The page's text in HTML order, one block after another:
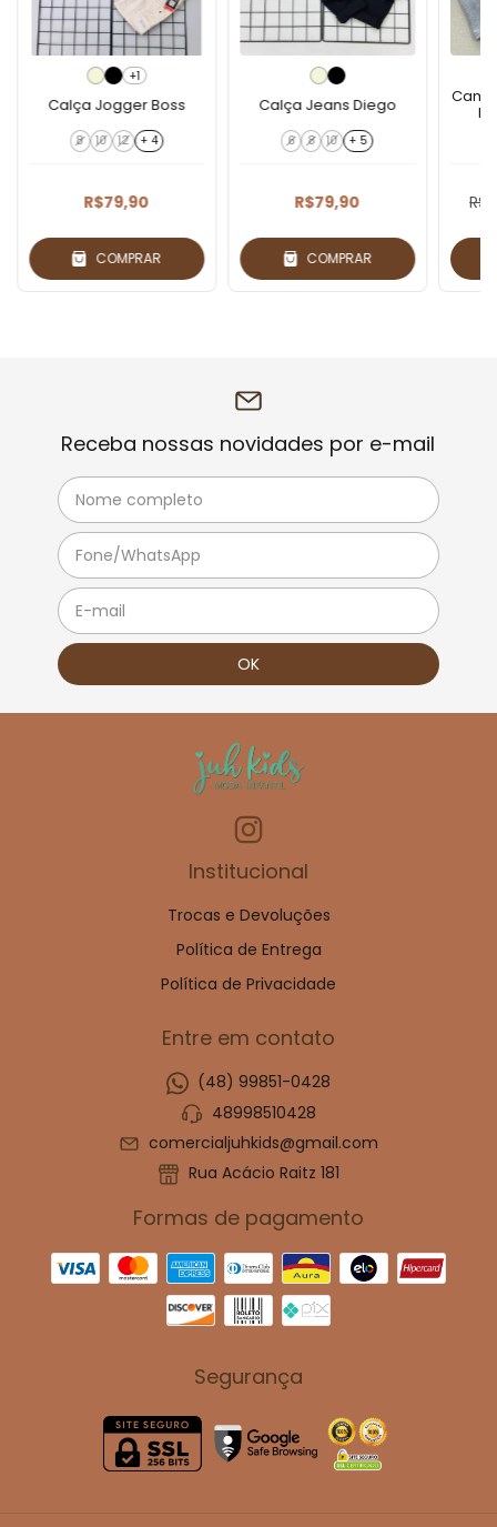
+1
Calça Jogger Boss
8 10 12 + 4
R$79,90
COMPRAR
Calça Jeans Diego
6 8 10 + 5
R$79,90
COMPRAR
Receba nossas novidades por e-mail
Institucional
Trocas e Devoluções
Política de Entrega
Política de Privacidade
Entre em contato
(48) 99851-0428
48998510428
comercialjuhkids@gmail.com
Rua Acácio Raitz 181
Formas de pagamento
Segurança